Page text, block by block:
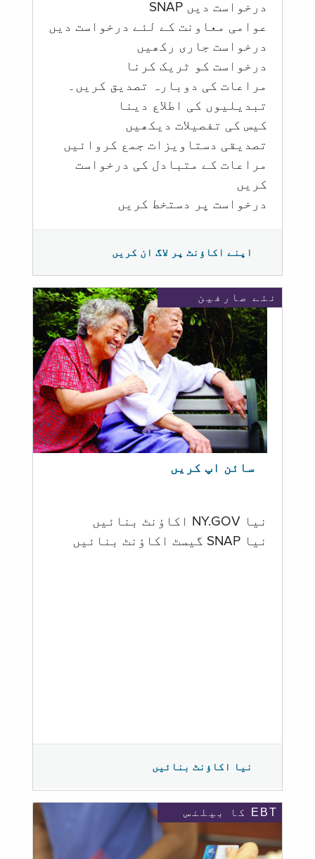
درخواست دیں SNAP
عوامی معاونت کے لئے درخواست دیں
درخواست جاری رکھیں
درخواست کو ٹریک کرنا
مراعات کی دوبارہ تصدیق کریں۔
تبدیلیوں کی اطلاع دینا
کیس کی تفصیلات دیکھیں
تصدیقی دستاویزات جمع کروائیں
مراعات کے متبادل کی درخواست
کریں
درخواست پر دستخط کریں
اپنے اکاؤنٹ پر لاگ ان کریں
نئے صارفین
سائن اپ کریں
نیا NY.GOV اکاؤنٹ بنائیں
نیا SNAP گیسٹ اکاؤنٹ بنائیں
نیا اکاؤنٹ بنائیں
EBT کا بیلنس